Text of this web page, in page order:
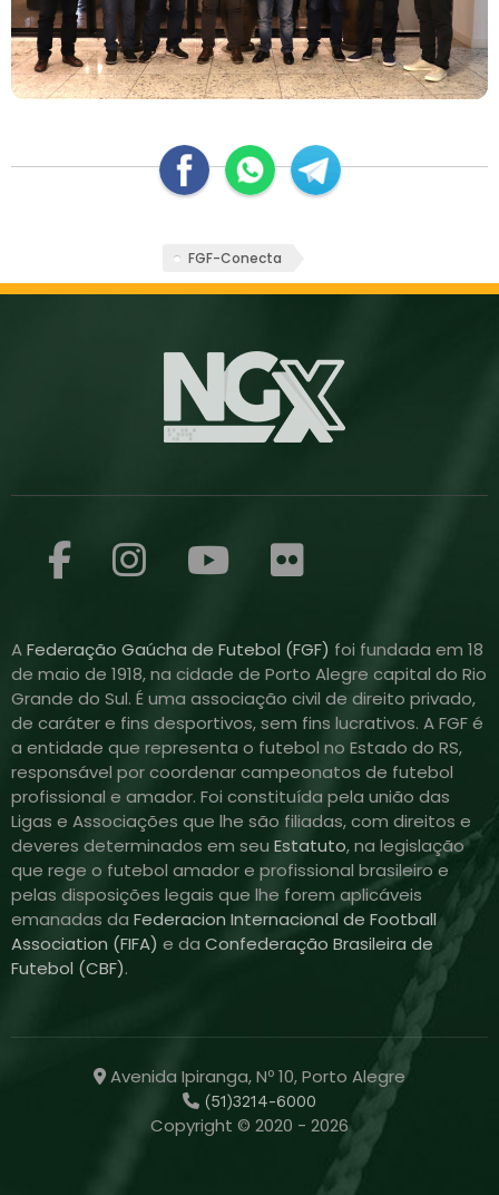
FGF-Conecta
AFederação Gaúcha de Futebol (FGF) foi fundada em 18
de maio de 1918, na cidade de Porto Alegre capital do Rio
Grande do Sul. É uma associação civil de direito privado,
de caráter e fins desportivos, sem fins lucrativos. A FGF é
a entidade que representa o futebol no Estado do RS,
responsável por coordenar campeonatos de futebol
profissional e amador. Foi constituída pela união das
Ligas e Associações que lhe são filiadas, com direitos e
deveres determinados em seu Estatuto, na legislação
que rege o futebol amador e profissional brasileiro e
pelas disposições legais que lhe forem aplicáveis
emanadas da Federacion Internacional de Football
Association (FIFA) e da Confederação Brasileira de
Futebol (CBF).
Avenida Ipiranga, Nº 10, Porto Alegre
(51)3214-6000
Copyright © 2020 - 2026